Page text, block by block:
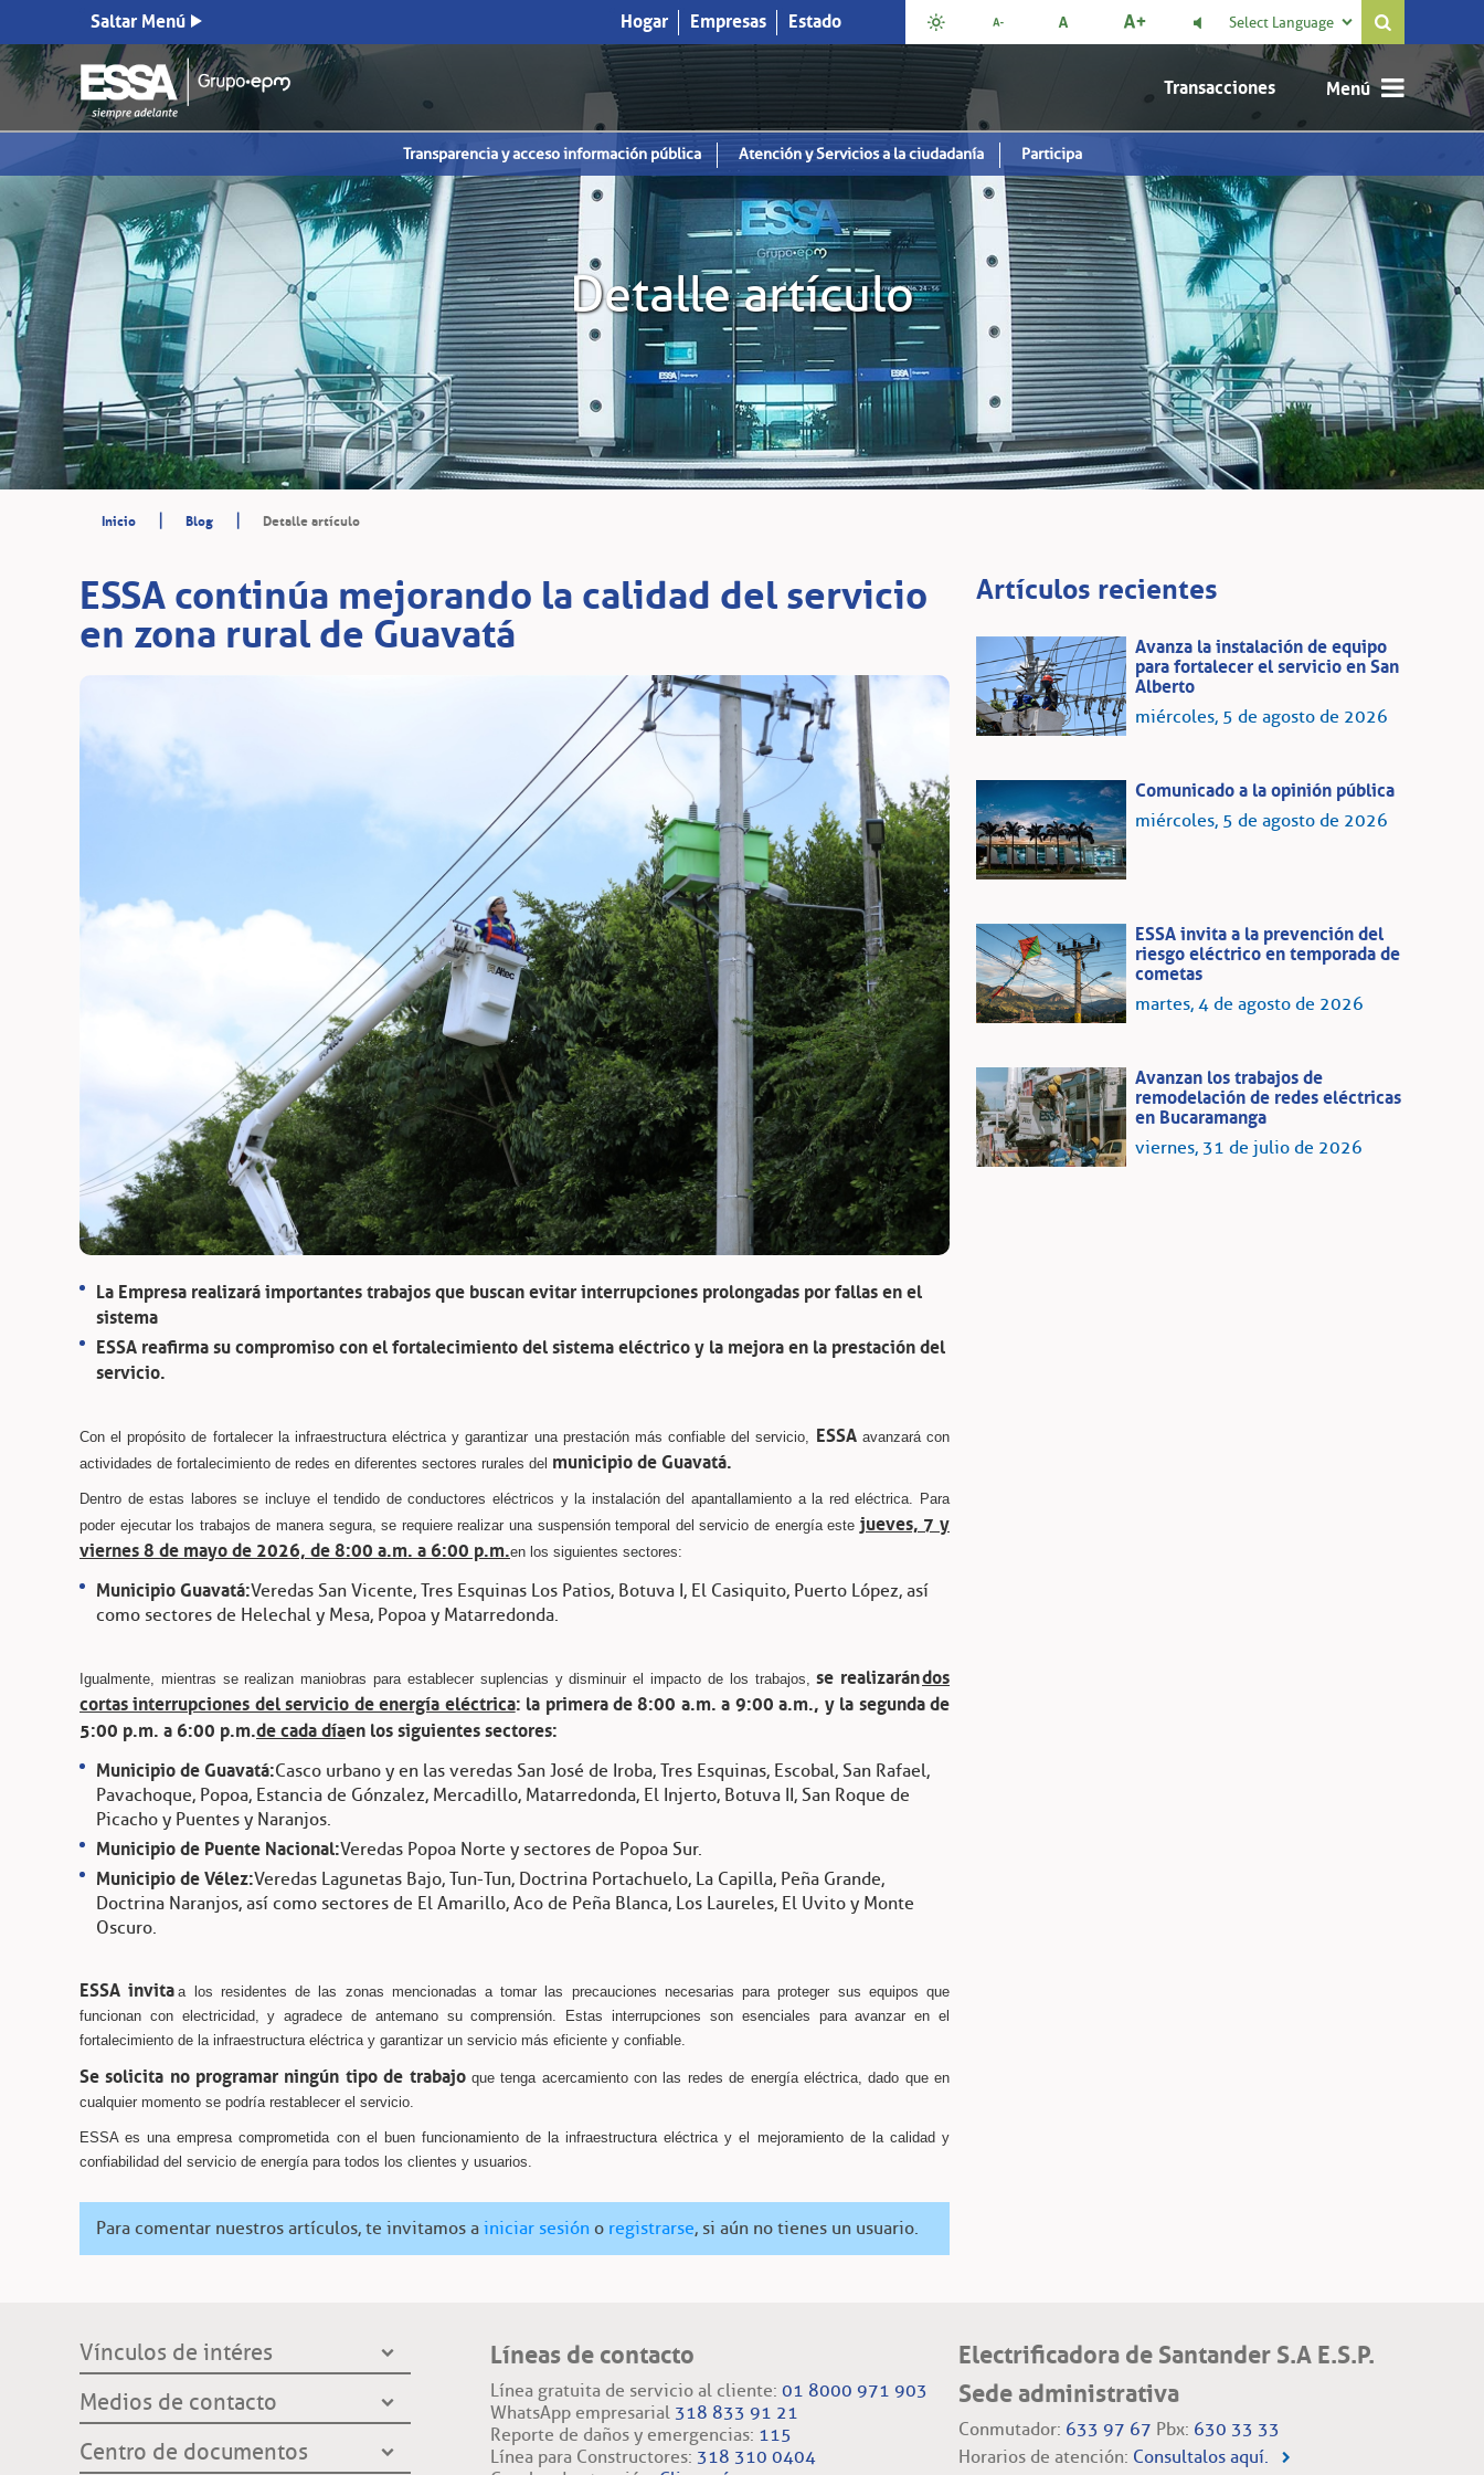
Saltar Menú Hogar Empresas Estado Select Language 
Transacciones
Transparencia y acceso información pública Atención y Servicios a la ciudadanía Participa
Detalle artículo
Inicio | Blog | Detalle artículo
ESSA continúa mejorando la calidad del servicio
en zona rural de Guavatá
La Empresa realizará importantes trabajos que buscan evitar interrupciones prolongadas por fallas en el
sistema
ESSA reafirma su compromiso con el fortalecimiento del sistema eléctrico y la mejora en la prestación del
servicio.
Con el propósito de fortalecer la infraestructura eléctrica y garantizar una prestación más confiable del servicio, ESSAavanzará con
actividades de fortalecimiento de redes en diferentes sectores rurales del municipio de Guavatá.
Dentro de estas labores se incluye el tendido de conductores eléctricos y la instalación del apantallamiento a la red eléctrica. Para
poder ejecutar los trabajos de manera segura, se requiere realizar una suspensión temporal del servicio de energía este jueves, 7 y
viernes 8 de mayo de 2026, de 8:00 a.m. a 6:00 p.m.en los siguientes sectores:
Municipio Guavatá:Veredas San Vicente, Tres Esquinas Los Patios, Botuva I, El Casiquito, Puerto López, así
como sectores de Helechal y Mesa, Popoa y Matarredonda.
Igualmente, mientras se realizan maniobras para establecer suplencias y disminuir el impacto de los trabajos,se realizarándos
cortas interrupciones del servicio de energía eléctrica: la primera de 8:00 a.m. a 9:00 a.m., y la segunda de
5:00 p.m. a 6:00 p.m.de cada díaen los siguientes sectores:
Municipio de Guavatá:Casco urbano y en las veredas San José de Iroba, Tres Esquinas, Escobal, San Rafael,
Pavachoque, Popoa, Estancia de Gónzalez, Mercadillo, Matarredonda, El Injerto, Botuva II, San Roque de
Picacho y Puentes y Naranjos.
Municipio de Puente Nacional:Veredas Popoa Norte y sectores de Popoa Sur.
Municipio de Vélez:Veredas Lagunetas Bajo, Tun-Tun, Doctrina Portachuelo, La Capilla, Peña Grande,
Doctrina Naranjos, así como sectores de El Amarillo, Aco de Peña Blanca, Los Laureles, El Uvito y Monte
Oscuro.
ESSA invitaa los residentes de las zonas mencionadas a tomar las precauciones necesarias para proteger sus equipos que
funcionan con electricidad, y agradece de antemano su comprensión. Estas interrupciones son esenciales para avanzar en el
fortalecimiento de la infraestructura eléctrica y garantizar un servicio más eficiente y confiable.
Se solicita no programar ningún tipo de trabajoque tenga acercamiento con las redes de energía eléctrica, dado que en
cualquier momento se podría restablecer el servicio.
ESSA es una empresa comprometida con el buen funcionamiento de la infraestructura eléctrica y el mejoramiento de la calidad y
confiabilidad del servicio de energía para todos los clientes y usuarios.
Para comentar nuestros artículos, te invitamos a iniciar sesión o registrarse, si aún no tienes un usuario.
Artículos recientes
Avanza la instalación de equipo
para fortalecer el servicio en San
Alberto
miércoles, 5 de agosto de 2026
Comunicado a la opinión pública
miércoles, 5 de agosto de 2026
ESSA invita a la prevención del
riesgo eléctrico en temporada de
cometas
martes, 4 de agosto de 2026
Avanzan los trabajos de
remodelación de redes eléctricas
en Bucaramanga
viernes, 31 de julio de 2026
Vínculos de intéres
Presidencia de la República
Ministerio de Minas y Energía
Grupo EPM
Medios de contacto
Líneas de servicio al cliente
Centro de documentos
Líneas de contacto
Línea gratuita de servicio al cliente: 01 8000 971 903
WhatsApp empresarial 318 833 91 21
Reporte de daños y emergencias: 115
Línea para Constructores: 318 310 0404
Electrificadora de Santander S.A E.S.P.
Sede administrativa
Conmutador: 633 97 67 Pbx: 630 33 33
Horarios de atención: Consultalos aquí.